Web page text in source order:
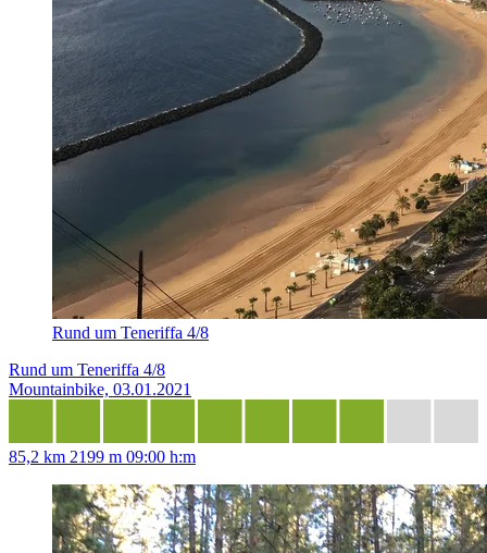
Rund um Teneriffa 4/8
Rund um Teneriffa 4/8
Mountainbike, 03.01.2021
85,2 km 2199 m 09:00 h:m